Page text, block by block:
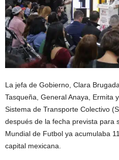
La jefa de Gobierno, Clara
Tasqueña, General Anaya, Ermita
Sistema de Transporte Colectivo
después de la fecha prevista para
Mundial de Futbol ya acumulaba
capital mexicana.